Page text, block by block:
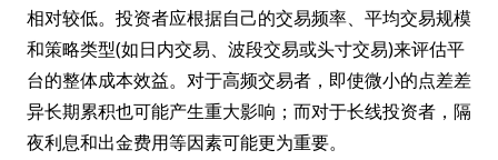
相对较低。投资者应根据自己的交易频率、平均交易规模
和策略类型(如日内交易、波段交易或头寸交易)来评估平
台的整体成本效益。对于高频交易者，即使微小的点差差
异长期累积也可能产生重大影响；而对于长线投资者，隔
夜利息和出金费用等因素可能更为重要。